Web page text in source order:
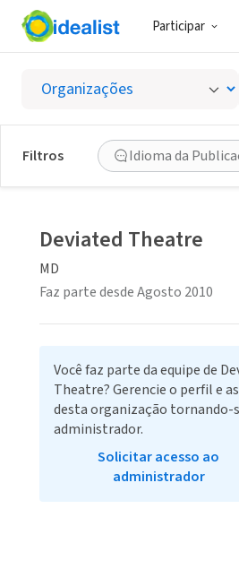
Participar
Filtros Idioma da
Deviated Theatre
MD
Faz parte desde Agosto 2010
Você faz parte da equipe de
Theatre? Gerencie o perfil e
desta organização tornando-
administrador.
Solicitar acesso ao
administrador